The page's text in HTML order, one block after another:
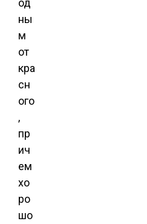
од
ны
м
от
кра
сн
ого
,
пр
ич
ем
хо
ро
шо